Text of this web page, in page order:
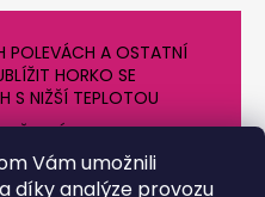
Vám umožnili
díky analýze provozu
POLEVÁCH A OSTATNÍ
HORKO SE
S NIŽŠÍ TEPLOTOU
DEN OPOZDIT.